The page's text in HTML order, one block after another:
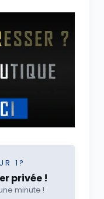
1?
privée !
minute !